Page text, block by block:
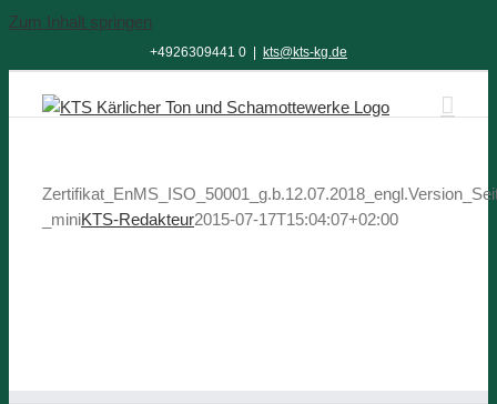
Zum Inhalt springen
+4926309441 0 kts@kts-kg.de
_miniKTS-Redakteur2015-07-17T15:04:07+02:00